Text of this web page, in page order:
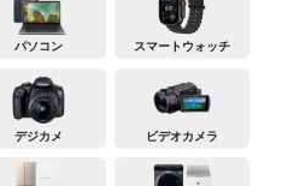
パソコン スマートウォッチ
デジカメ ビデオカメラ